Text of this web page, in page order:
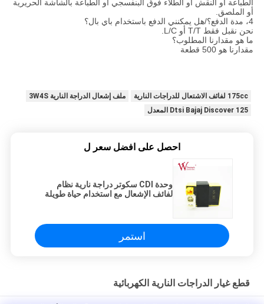
الطباعة أو النقش أو الطلاء فوق البنفسجي أو الطباعة بالشاشة الحريرية
أو الملصق.
4، مدة الدفع؟/هل يمكنني الدفع باستخدام باي بال؟
نحن نقبل فقط T/T أو L/C.
ما هو مقدارنا المطلوب؟
مقدارنا هو 500 قطعة
175cc لفائف الاشتعال للدراجات النارية
ملف إشعال الدراجة النارية 3W4S
Dtsi Bajaj Discover 125 المعدل
احصل على افضل سعر ل
وحدة CDI سكوتر دراجة نارية نظام
لفائف الإشعال مع استخدام حياة طويلة
استمر
قطع غيار الدراجات النارية الكهربائية